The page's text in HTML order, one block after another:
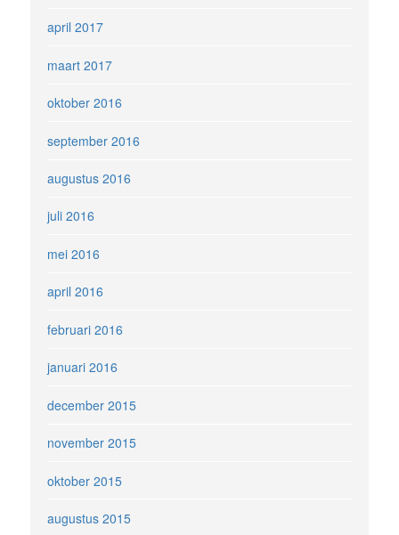
april 2017
maart 2017
oktober 2016
september 2016
augustus 2016
juli 2016
mei 2016
april 2016
februari 2016
januari 2016
december 2015
november 2015
oktober 2015
augustus 2015